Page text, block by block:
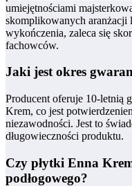
umiejętnościami
skomplikowanych aranżacji
wykończenia, zaleca się
fachowców.
Jaki jest okres
Producent oferuje 10-letnią
Krem, co jest
niezawodności. Jest to
długowieczności produktu.
Czy płytki Enna
podłogowego?